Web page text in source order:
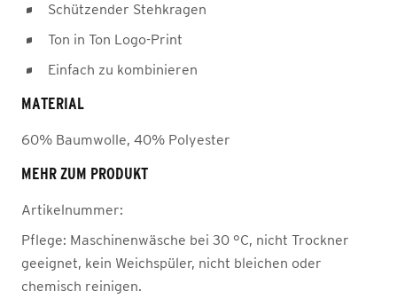
Schützender Stehkragen
Ton in Ton Logo-Print
Einfach zu kombinieren
MATERIAL
60% Baumwolle, 40% Polyester
MEHR ZUM PRODUKT
Artikelnummer:
Pflege: Maschinenwäsche bei 30 °C, nicht Trockner
geeignet, kein Weichspüler, nicht bleichen oder
chemisch reinigen.